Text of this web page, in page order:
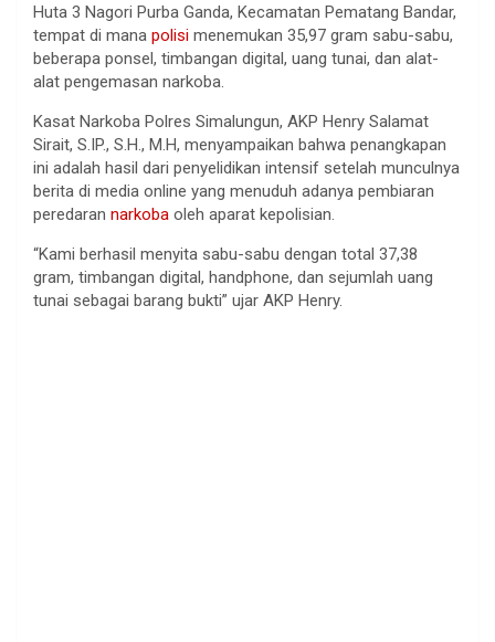
Huta 3 Nagori Purba Ganda, Kecamatan Pematang Bandar,
tempat di mana polisi menemukan 35,97 gram sabu-sabu,
beberapa ponsel, timbangan digital, uang tunai, dan alat-
alat pengemasan narkoba.
Kasat Narkoba Polres Simalungun, AKP Henry Salamat
Sirait, S.IP., S.H., M.H, menyampaikan bahwa penangkapan
ini adalah hasil dari penyelidikan intensif setelah munculnya
berita di media online yang menuduh adanya pembiaran
peredaran narkoba oleh aparat kepolisian.
“Kami berhasil menyita sabu-sabu dengan total 37,38
gram, timbangan digital, handphone, dan sejumlah uang
tunai sebagai barang bukti” ujar AKP Henry.